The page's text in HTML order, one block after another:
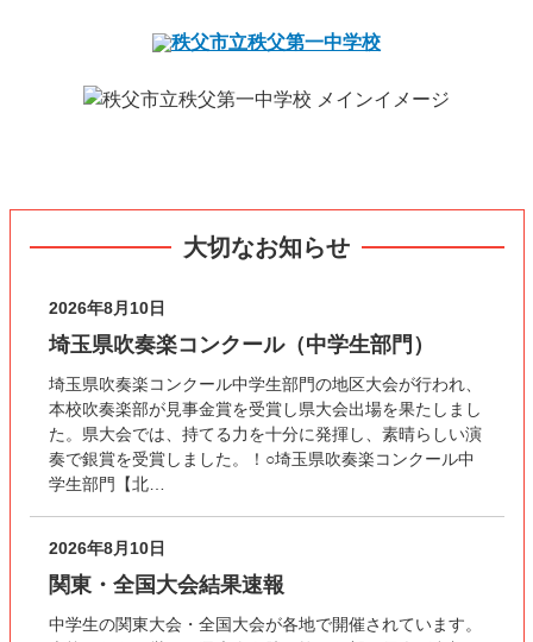
大切なお知らせ
2026年8月10日
埼玉県吹奏楽コンクール（中学生部門）
埼玉県吹奏楽コンクール中学生部門の地区大会が行われ、
本校吹奏楽部が見事金賞を受賞し県大会出場を果たしまし
た。県大会では、持てる力を十分に発揮し、素晴らしい演
奏で銀賞を受賞しました。！○埼玉県吹奏楽コンクール中
学生部門【北…
2026年8月10日
関東・全国大会結果速報
中学生の関東大会・全国大会が各地で開催されています。